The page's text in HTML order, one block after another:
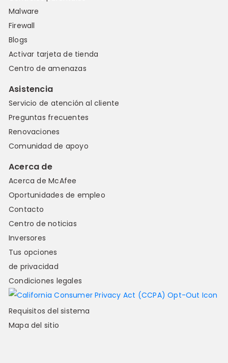
Malware
Firewall
Blogs
Activar tarjeta de tienda
Centro de amenazas
Asistencia
Servicio de atención al cliente
Preguntas frecuentes
Renovaciones
Comunidad de apoyo
Acerca de
Acerca de McAfee
Oportunidades de empleo
Contacto
Centro de noticias
Inversores
Tus opciones
de privacidad
Condiciones legales
Requisitos del sistema
Mapa del sitio